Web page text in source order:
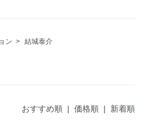
ン > 結城泰介
おすすめ順 | 価格順| 新着順